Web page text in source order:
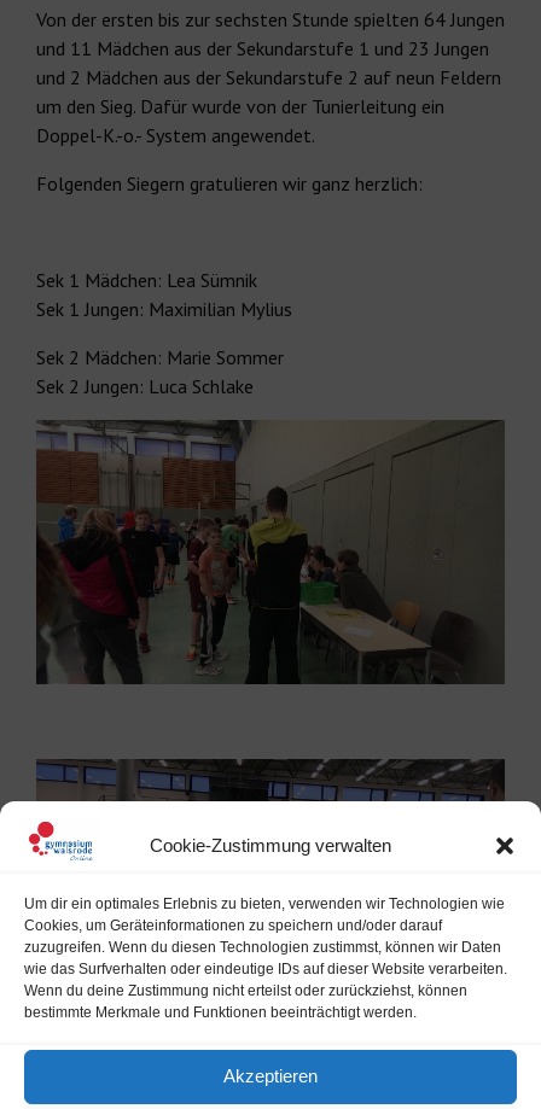
Cookie-Zustimmung verwalten
Um dir ein optimales Erlebnis zu bieten, verwenden wir Technologien wie
Cookies, um Geräteinformationen zu speichern und/oder darauf
zuzugreifen. Wenn du diesen Technologien zustimmst, können wir Daten
wie das Surfverhalten oder eindeutige IDs auf dieser Website verarbeiten.
Wenn du deine Zustimmung nicht erteilst oder zurückziehst, können
bestimmte Merkmale und Funktionen beeinträchtigt werden.
Akzeptieren
Von der ersten bis zur sechsten Stunde spielten 64 Jungen
und 11 Mädchen aus der Sekundarstufe 1 und 23 Jungen
und 2 Mädchen aus der Sekundarstufe 2 auf neun Feldern
um den Sieg. Dafür wurde von der Tunierleitung ein
Doppel-K.-o.- System angewendet.
Folgenden Siegern gratulieren wir ganz herzlich:
Sek 1 Mädchen: Lea Sümnik
Sek 1 Jungen: Maximilian Mylius
Sek 2 Mädchen: Marie Sommer
Sek 2 Jungen: Luca Schlake